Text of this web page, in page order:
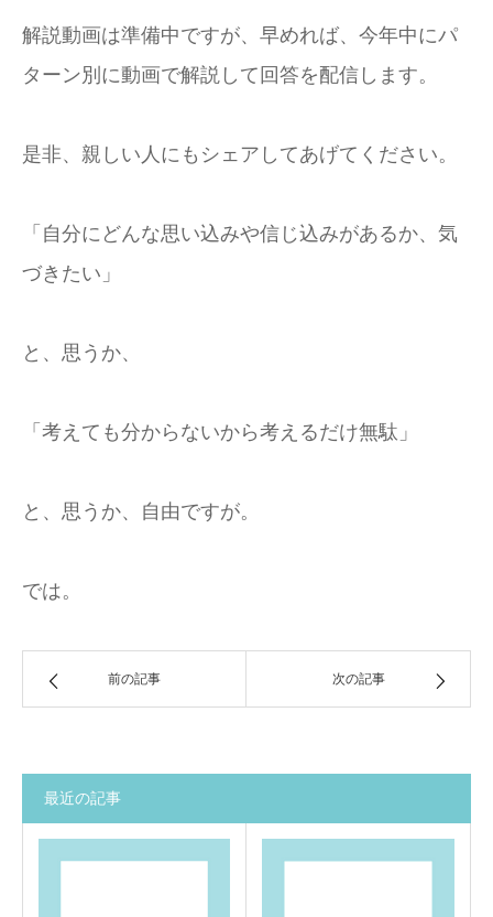
解説動画は準備中ですが、早めれば、今年中にパ
ターン別に動画で解説して回答を配信します。
是非、親しい人にもシェアしてあげてください。
「自分にどんな思い込みや信じ込みがあるか、気
づきたい」
と、思うか、
「考えても分からないから考えるだけ無駄」
と、思うか、自由ですが。
では。
前の記事 次の記事
最近の記事